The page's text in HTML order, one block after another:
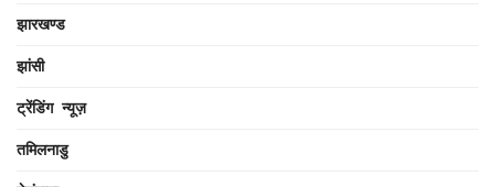
झारखण्ड
झांसी
ट्रेंडिंग न्यूज़
तमिलनाडु